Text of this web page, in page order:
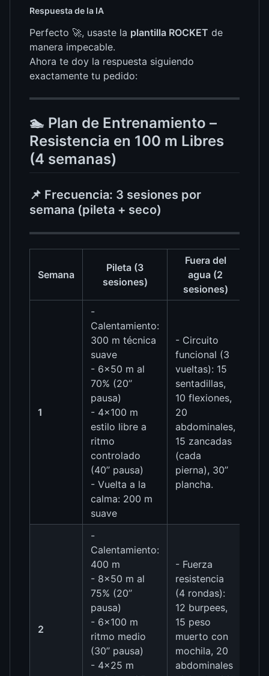
Respuesta de la IA
Perfecto 🚀, usaste la plantilla ROCKET de
manera impecable.
Ahora te doy la respuesta siguiendo
exactamente tu pedido:
🏊 Plan de Entrenamiento –
Resistencia en 100 m Libres
(4 semanas)
📌 Frecuencia: 3 sesiones por
semana (pileta + seco)
Semana
Pileta (3
sesiones)
Fuera del
agua (2
sesiones)
1
-
Calentamiento:
300 m técnica
suave
- 6×50 m al
70% (20’’
pausa)
- 4×100 m
estilo libre a
ritmo
controlado
(40’’ pausa)
- Vuelta a la
calma: 200 m
suave
- Circuito
funcional (3
vueltas): 15
sentadillas,
10 flexiones,
20
abdominales,
15 zancadas
(cada
pierna), 30’’
plancha.
2
-
Calentamiento:
400 m
- 8×50 m al
75% (20’’
pausa)
- 6×100 m
ritmo medio
(30’’ pausa)
- 4×25 m
- Fuerza
resistencia
(4 rondas):
12 burpees,
15 peso
muerto con
mochila, 20
abdominales